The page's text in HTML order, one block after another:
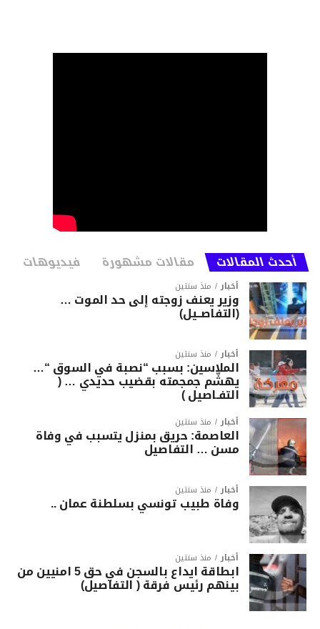
أحدث المقالات مقالات مشهورة فيديوهات
أخبار منذ سنتين
وزير يعنف زوجته إلى حد الموت …
(التفاصــيل)
أخبار منذ سنتين
الملاسين: بسبب “نصبة في السوق “…
يهشّم جمجمته بقضيب حديدي … (
التفـاصيل )
أخبار منذ سنتين
العاصمة: حريق بمنزل يتسبب في وفاة
مسن … التفاصيل
أخبار منذ سنتين
وفاة طبيب تونسي بسلطنة عمان ..
أخبار منذ سنتين
ابطاقة ايداع بالسجن في حق 5 امنيين من
بينهم رئيس فرقة ( التفاصيل)